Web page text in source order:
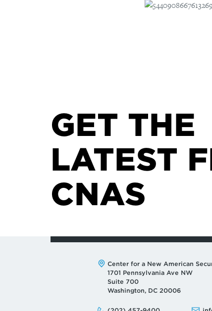
GET THE
LATEST
CNAS
Address:
Center for a New American
1701 Pennsylvania Ave NW
Suite 700
Washington, DC 20006
Phone:
Email: